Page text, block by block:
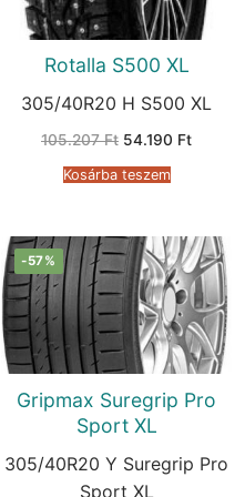
Rotalla S500 XL
305/40R20 H S500 XL
105.207Ft Original
was:
105.207 Ft.
54.190 FtCurrent
Kosárba teszem
-57%
Gripmax Suregrip Pro
Sport XL
305/40R20 Y Suregrip Pro
Sport XL